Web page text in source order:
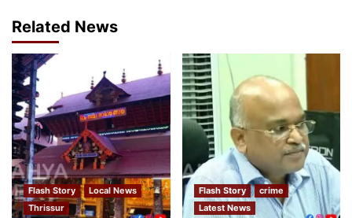
Related News
Flash Story
Local News
Thrissur
Flash Story
crime
Latest News